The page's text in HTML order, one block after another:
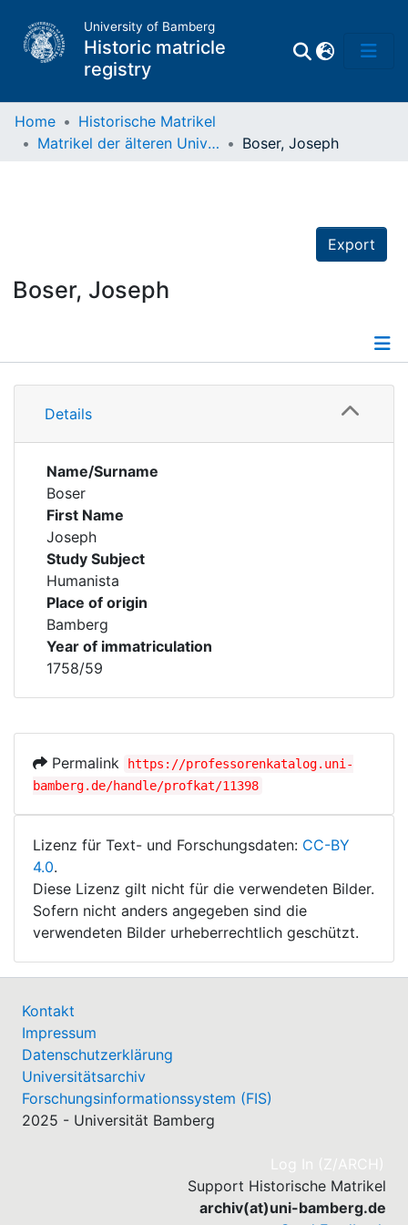
University of Bamberg
Historic matricle
registry
Home
Historische Matrikel
Matrikel der älteren Universität
Boser, Joseph
Export
Boser, Joseph
Details
Details
Name/Surname
Boser
First Name
Joseph
Study Subject
Humanista
Place of origin
Bamberg
Year of immatriculation
1758/59
Permalink
https://professorenkatalog.uni-
bamberg.de/handle/profkat/11398
Lizenz für Text- und Forschungsdaten: CC-BY
4.0.
Diese Lizenz gilt nicht für die verwendeten Bilder.
Sofern nicht anders angegeben sind die
verwendeten Bilder urheberrechtlich geschützt.
Kontakt
Impressum
Datenschutzerklärung
Universitätsarchiv
Forschungsinformationssystem (FIS)
2025 - Universität Bamberg
Log In (Z/ARCH)
Support Historische Matrikel
archiv(at)uni-bamberg.de